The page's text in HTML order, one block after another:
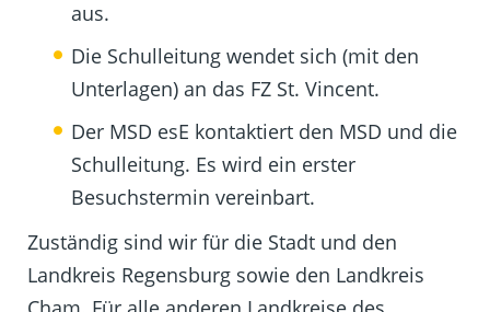
aus.
Die Schulleitung wendet sich (mit den
Unterlagen) an das FZ St. Vincent.
Der MSD esE kontaktiert den MSD und die
Schulleitung. Es wird ein erster
Besuchstermin vereinbart.
Zuständig sind wir für die Stadt und den
Landkreis Regensburg sowie den Landkreis